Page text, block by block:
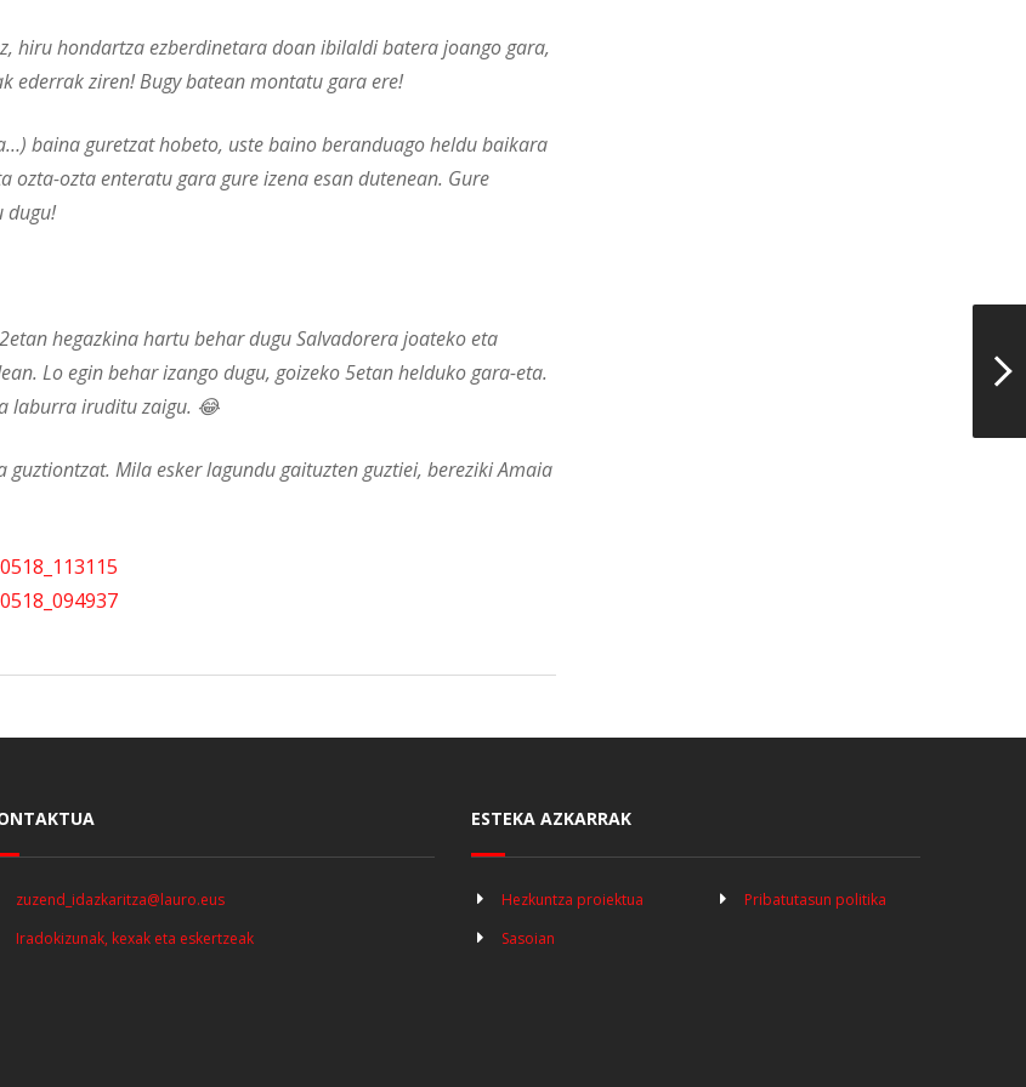
hiru hondartza ezberdinetara doan ibilaldi batera joango gara,
ederrak ziren! Bugy batean montatu gara ere!
baina guretzat hobeto, uste baino beranduago heldu baikara
ozta-ozta enteratu gara gure izena esan dutenean. Gure
dugu!
hegazkina hartu behar dugu Salvadorera joateko eta
Lo egin behar izango dugu, goizeko 5etan helduko gara-eta.
laburra iruditu zaigu. 😂
Mila esker lagundu gaituzten guztiei, bereziki Amaia
zuzend_idazkaritza@lauro.eus
Iradokizunak, kexak eta eskertzeak
ESTEKA AZKARRAK
Hezkuntza proiektua
Sasoian
Pribatutasun politika